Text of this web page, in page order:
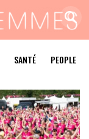
SANTÉ PEOPLE